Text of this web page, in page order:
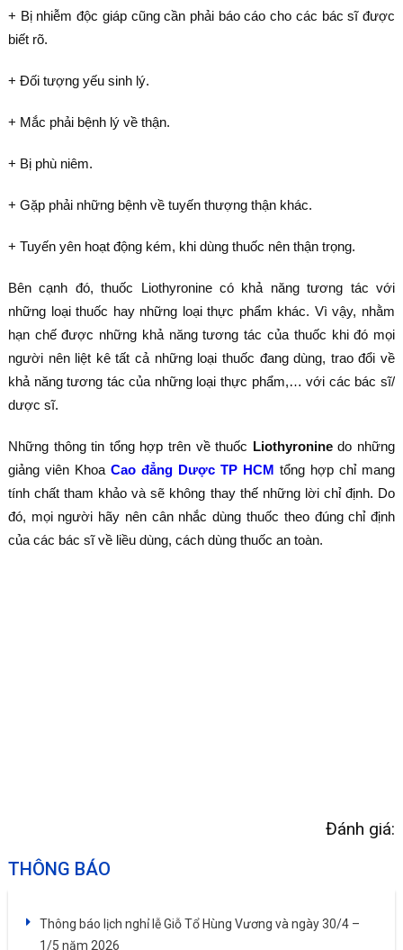
+ Bị nhiễm độc giáp cũng cần phải báo cáo cho các bác sĩ được
biết rõ.
+ Đối tượng yếu sinh lý.
+ Mắc phải bệnh lý về thận.
+ Bị phù niêm.
+ Gặp phải những bệnh về tuyến thượng thận khác.
+ Tuyến yên hoạt động kém, khi dùng thuốc nên thận trọng.
Bên cạnh đó, thuốc Liothyronine có khả năng tương tác với
những loại thuốc hay những loại thực phẩm khác. Vì vậy, nhằm
hạn chế được những khả năng tương tác của thuốc khi đó mọi
người nên liệt kê tất cả những loại thuốc đang dùng, trao đổi về
khả năng tương tác của những loại thực phẩm,… với các bác sĩ/
dược sĩ.
Những thông tin tổng hợp trên về thuốc Liothyroninedo những
giảng viên Khoa Cao đẳng Dược TP HCM tổng hợp chỉ mang
tính chất tham khảo và sẽ không thay thế những lời chỉ định. Do
đó, mọi người hãy nên cân nhắc dùng thuốc theo đúng chỉ định
của các bác sĩ về liều dùng, cách dùng thuốc an toàn.
Đánh giá:
THÔNG BÁO
Thông báo lịch nghỉ lễ Giỗ Tổ Hùng Vương và ngày 30/4 –
1/5 năm 2026